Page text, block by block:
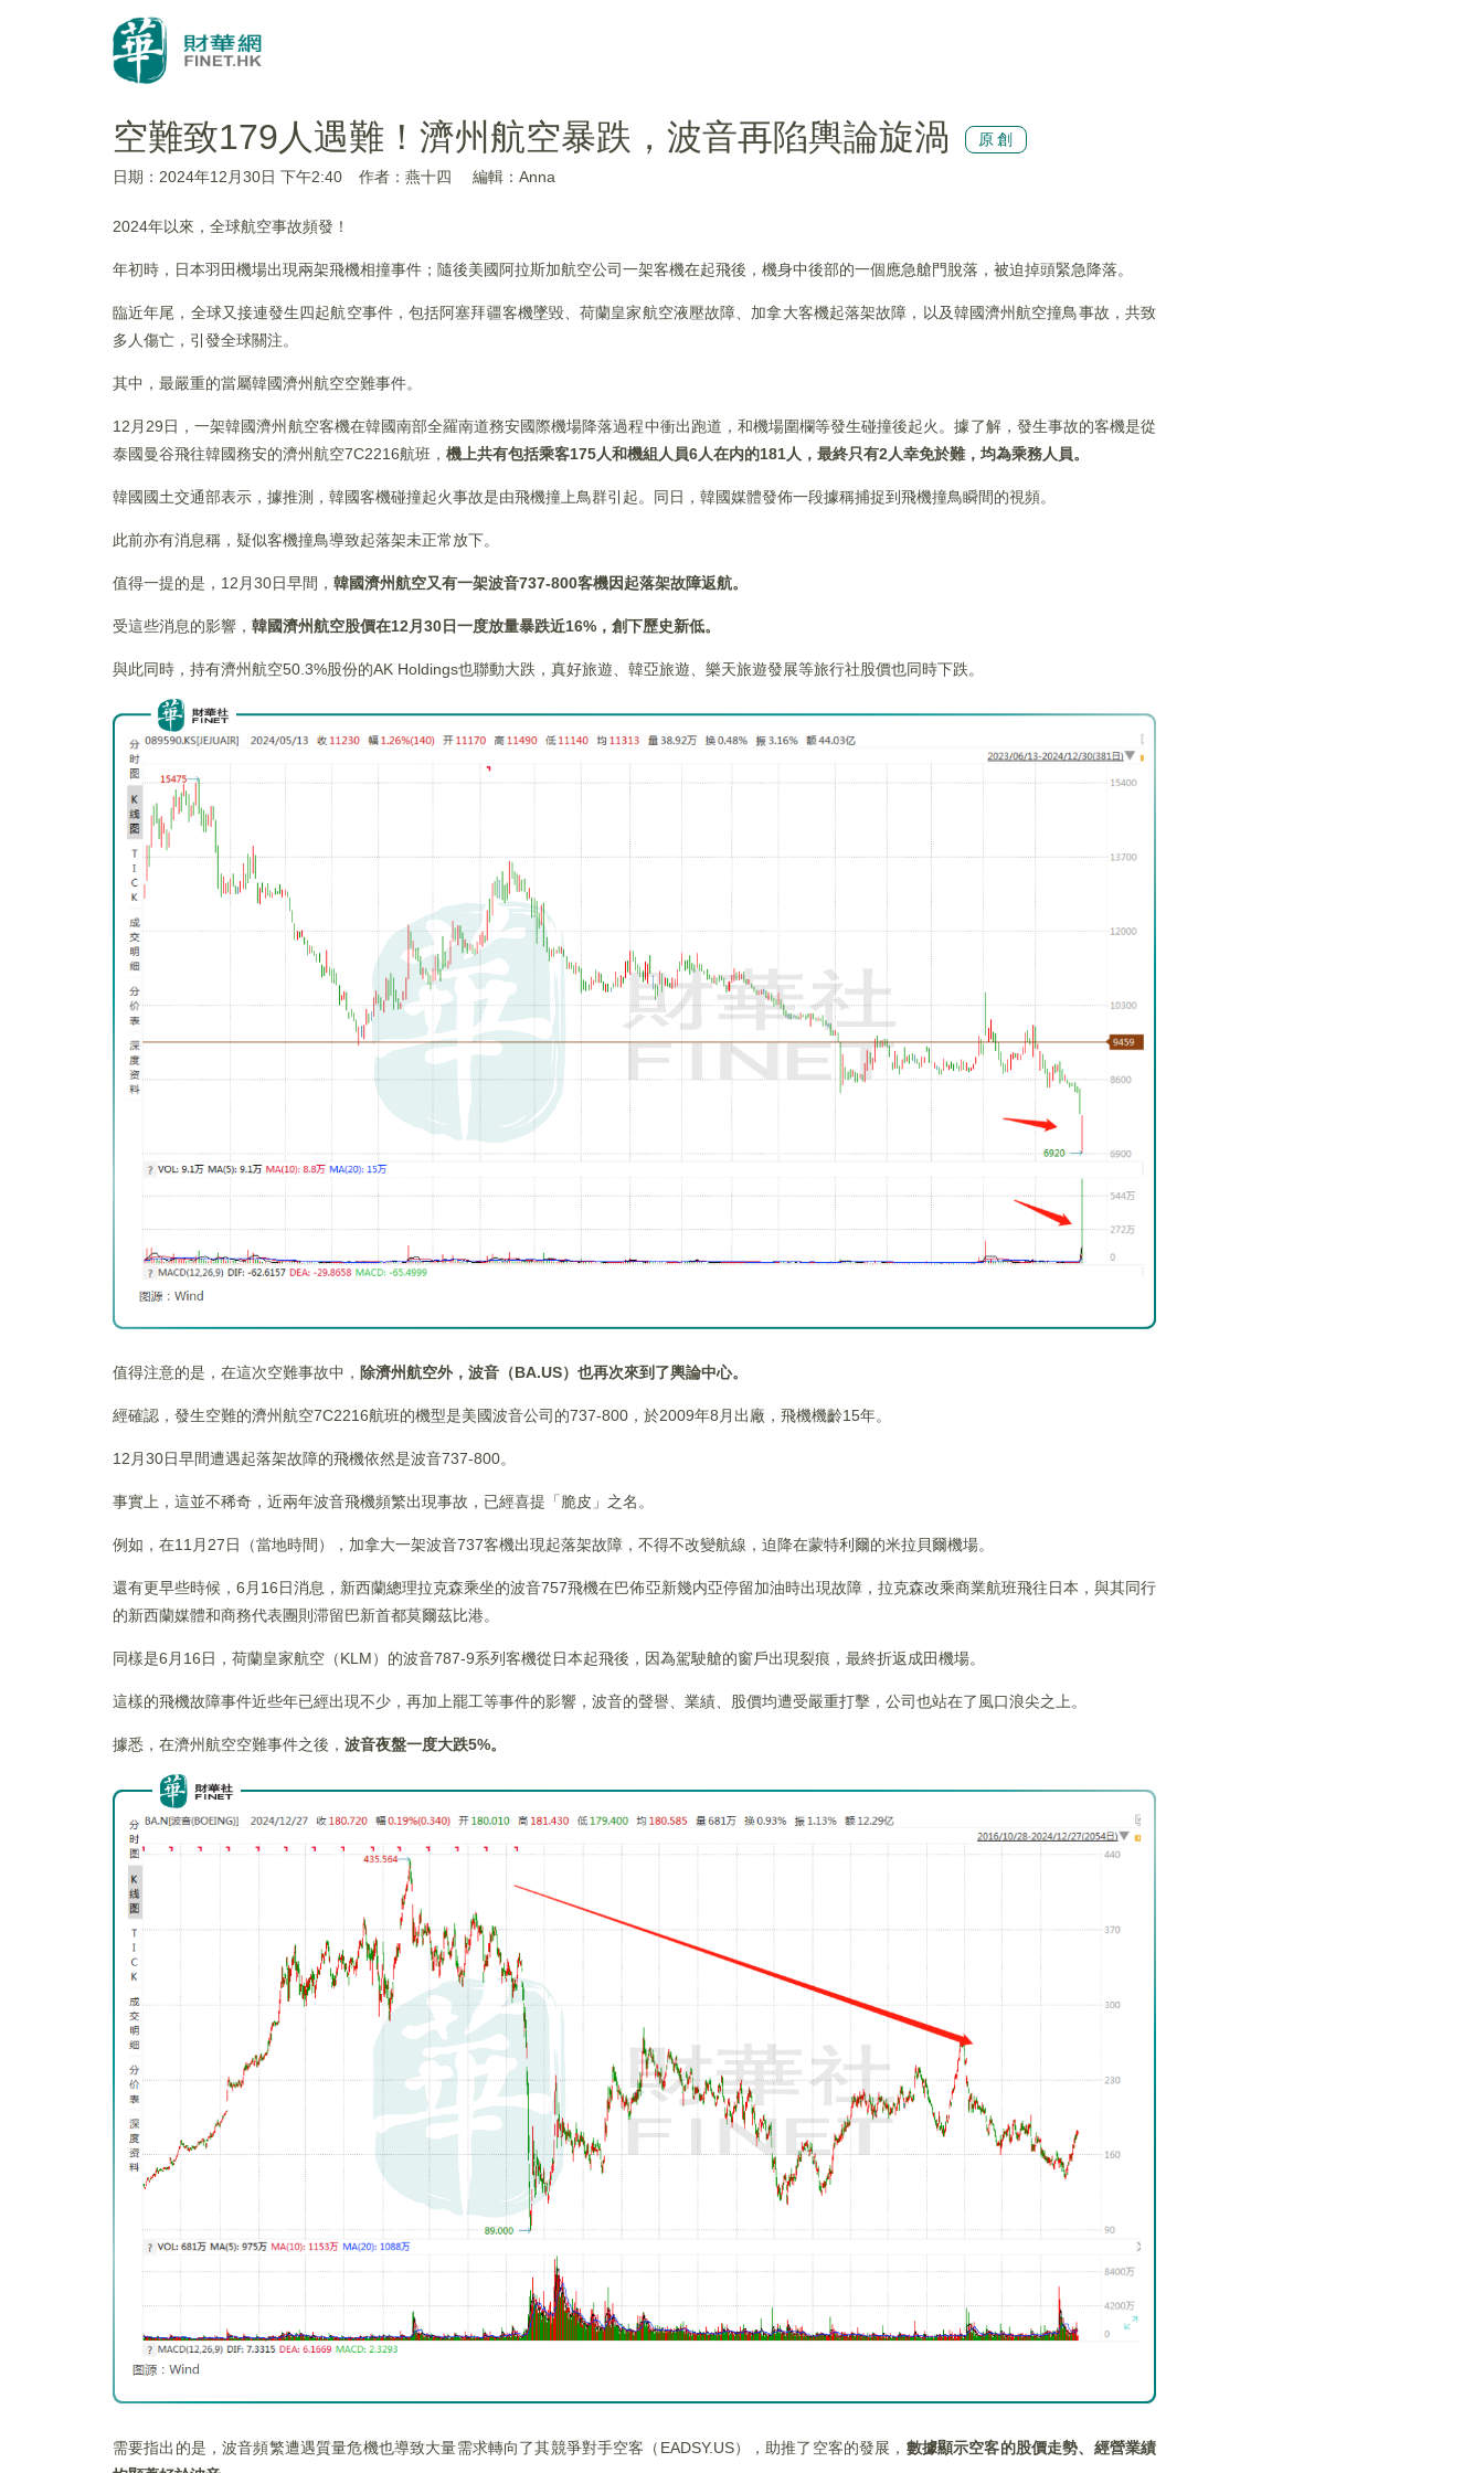
空難致179人遇難！濟州航空暴跌，波音再陷輿論旋渦 原創
日期：2024年12月30日 下午2:40 作者：燕十四 編輯：Anna
2024年以來，全球航空事故頻發！
年初時，日本羽田機場出現兩架飛機相撞事件；隨後美國阿拉斯加航空公司一架客機在起飛後，機身中後部的一個應急艙門脫落，被迫掉頭緊急降落。
臨近年尾，全球又接連發生四起航空事件，包括阿塞拜疆客機墜毀、荷蘭皇家航空液壓故障、加拿大客機起落架故障，以及韓國濟州航空撞鳥事故，共致
多人傷亡，引發全球關注。
其中，最嚴重的當屬韓國濟州航空空難事件。
12月29日，一架韓國濟州航空客機在韓國南部全羅南道務安國際機場降落過程中衝出跑道，和機場圍欄等發生碰撞後起火。據了解，發生事故的客機是從
泰國曼谷飛往韓國務安的濟州航空7C2216航班， 機上共有包括乘客175人和機組人員6人在内的181人，最終只有2人幸免於難，均為乘務人員。
韓國國土交通部表示，據推測，韓國客機碰撞起火事故是由飛機撞上鳥群引起。同日，韓國媒體發佈一段據稱捕捉到飛機撞鳥瞬間的視頻。
此前亦有消息稱，疑似客機撞鳥導致起落架未正常放下。
值得一提的是，12月30日早間， 韓國濟州航空又有一架波音737-800客機因起落架故障返航。
受這些消息的影響， 韓國濟州航空股價在12月30日一度放量暴跌近16%，創下歷史新低。
與此同時，持有濟州航空50.3%股份的AK Holdings也聯動大跌，真好旅遊、韓亞旅遊、樂天旅遊發展等旅行社股價也同時下跌。
值得注意的是，在這次空難事故中， 除濟州航空外，波音（BA.US）也再次來到了輿論中心。
經確認，發生空難的濟州航空7C2216航班的機型是美國波音公司的737-800，於2009年8月出廠，飛機機齡15年。
12月30日早間遭遇起落架故障的飛機依然是波音737-800。
事實上，這並不稀奇，近兩年波音飛機頻繁出現事故，已經喜提「脆皮」之名。
例如，在11月27日（當地時間），加拿大一架波音737客機出現起落架故障，不得不改變航線，迫降在蒙特利爾的米拉貝爾機場。
還有更早些時候，6月16日消息，新西蘭總理拉克森乘坐的波音757飛機在巴佈亞新幾内亞停留加油時出現故障，拉克森改乘商業航班飛往日本，與其同行
的新西蘭媒體和商務代表團則滞留巴新首都莫爾茲比港。
同樣是6月16日，荷蘭皇家航空（KLM）的波音787-9系列客機從日本起飛後，因為駕駛艙的窗戶出現裂痕，最終折返成田機場。
這樣的飛機故障事件近些年已經出現不少，再加上罷工等事件的影響，波音的聲譽、業績、股價均遭受嚴重打擊，公司也站在了風口浪尖之上。
據悉，在濟州航空空難事件之後， 波音夜盤一度大跌5%。
需要指出的是，波音頻繁遭遇質量危機也導致大量需求轉向了其競爭對手空客（EADSY.US），助推了空客的發展， 數據顯示空客的股價走勢、經營業績